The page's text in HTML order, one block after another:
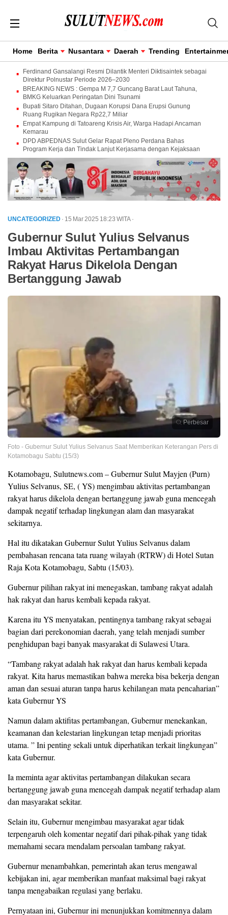
Home Berita Nusantara Daerah Trending
Ferdinand Gansalangi Resmi Dilantik Menteri Diktisaintek sebagai
Direktur Polnustar Periode 2026–2030
BREAKING NEWS : Gempa M 7,7 Guncang Barat Laut Tahuna,
BMKG Keluarkan Peringatan Dini Tsunami
Bupati Sitaro Ditahan, Dugaan Korupsi Dana Erupsi Gunung
Ruang Rugikan Negara Rp22,7 Miliar
Empat Kampung di Tatoareng Krisis Air, Warga Hadapi Ancaman
Kemarau
DPD ABPEDNAS Sulut Gelar Rapat Pleno Perdana Bahas
Program Kerja dan Tindak Lanjut Kerjasama dengan Kejaksaan
UNCATEGORIZED · 15 Mar 2025 18:23 WITA ·
Gubernur Sulut Yulius Selvanus
Imbau Aktivitas Pertambangan
Rakyat Harus Dikelola Dengan
Bertanggung Jawab
Perbesar
Foto - Gubernur Sulut Yulius Selvanus Saat Memberikan Keterangan Pers di
Kotamobagu Sabtu (15/3)
Kotamobagu, Sulutnews.com – Gubernur Sulut Mayjen (Purn)
Yulius Selvanus, SE, ( YS) mengimbau aktivitas pertambangan
rakyat harus dikelola dengan bertanggung jawab guna mencegah
dampak negatif terhadap lingkungan alam dan masyarakat
sekitarnya.
Hal itu dikatakan Gubernur Sulut Yulius Selvanus dalam
pembahasan rencana tata ruang wilayah (RTRW) di Hotel Sutan
Raja Kota Kotamobagu, Sabtu (15/03).
Gubernur pilihan rakyat ini menegaskan, tambang rakyat adalah
hak rakyat dan harus kembali kepada rakyat.
Karena itu YS menyatakan, pentingnya tambang rakyat sebagai
bagian dari perekonomian daerah, yang telah menjadi sumber
penghidupan bagi banyak masyarakat di Sulawesi Utara.
“Tambang rakyat adalah hak rakyat dan harus kembali kepada
rakyat. Kita harus memastikan bahwa mereka bisa bekerja dengan
aman dan sesuai aturan tanpa harus kehilangan mata pencaharian”
kata Gubernur YS
Namun dalam aktifitas pertambangan, Gubernur menekankan,
keamanan dan kelestarian lingkungan tetap menjadi prioritas
utama. ” Ini penting sekali untuk diperhatikan terkait lingkungan”
kata Gubernur.
Ia meminta agar aktivitas pertambangan dilakukan secara
bertanggung jawab guna mencegah dampak negatif terhadap alam
dan masyarakat sekitar.
Selain itu, Gubernur mengimbau masyarakat agar tidak
terpengaruh oleh komentar negatif dari pihak-pihak yang tidak
memahami secara mendalam persoalan tambang rakyat.
Gubernur menambahkan, pemerintah akan terus mengawal
kebijakan ini, agar memberikan manfaat maksimal bagi rakyat
tanpa mengabaikan regulasi yang berlaku.
Pernyataan ini, Gubernur ini menunjukkan komitmennya dalam